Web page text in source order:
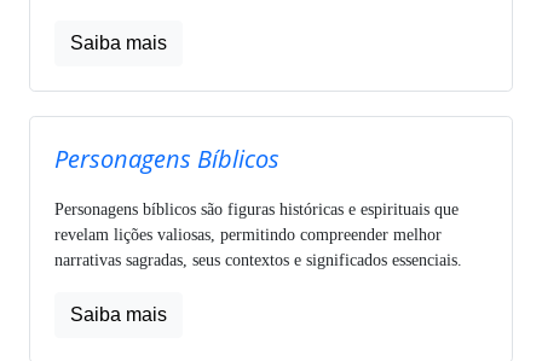
Saiba mais
Personagens Bíblicos
Personagens bíblicos são figuras históricas e espirituais que
revelam lições valiosas, permitindo compreender melhor
narrativas sagradas, seus contextos e significados essenciais.
Saiba mais